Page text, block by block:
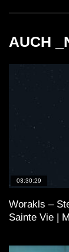
AUCH
03:30:29
Worakls –
Sainte Vie |